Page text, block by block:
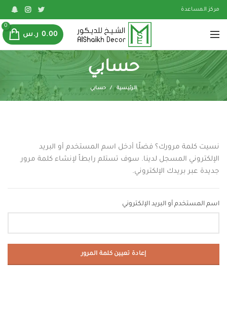
مركز المساعدة
0.00 ر.س
0
حسابي
الرئيسية حسابي
نسيت كلمة مرورك؟ فضلًا أدخل اسم المستخدم أو البريد
الإلكتروني المسجل لدينا. سوف تستلم رابطاً لإنشاء كلمة مرور
جديدة عبر بريدك الإلكتروني.
اسم المستخدم أو البريد الإلكتروني
إعادة تعيين كلمة المرور